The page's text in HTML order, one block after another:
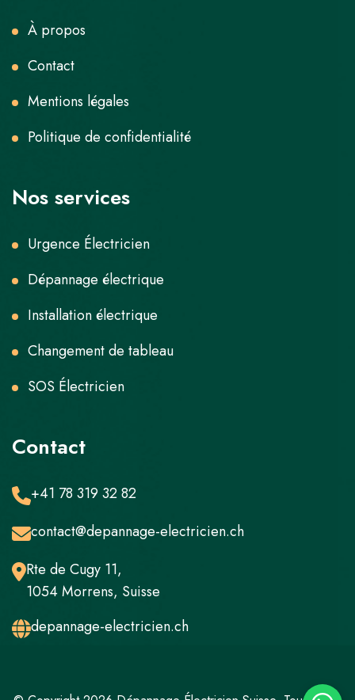
À propos
Contact
Mentions légales
Politique de confidentialité
Nos services
Urgence Électricien
Dépannage électrique
Installation électrique
Changement de tableau
SOS Électricien
Contact
+41 78 319 32 82
contact@depannage-electricien.ch
Rte de Cugy 11,
1054 Morrens, Suisse
depannage-electricien.ch